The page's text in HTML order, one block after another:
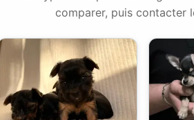
comparer, puis contacter